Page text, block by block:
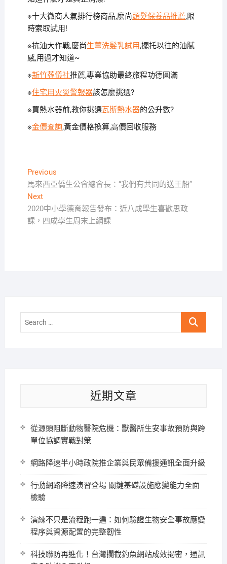
※十大微商人氣排行榜商品,麼尚頭髮保養品推薦,限
時索取試用!
※抗油大作戰,麼尚生薑洗髮乳試用,擺托以往的油膩
感,用過才知道~
※新竹葬儀社推薦,專業協助最終旅程功德圓滿
※住宅用火災警報器該怎麼挑選?
※買熱水器前,教你挑選瓦斯熱水器的公升數?
※金價查詢,黃金價格換算,高價回收服務
文
章
導
覽
PreviousPrevious
post:
馬來西亞僑生公會總會長：“我們有共同的送王船”
NextNext
post:
2020中小學德育報告發布：近八成學生喜歡思政
課，四成學生周末上網課
Search
近期文章
從源頭阻斷動物醫院危機：獸醫所生安事故預防與跨
單位協調實戰對策
網路降速半小時政院推企業與民眾備援通訊全面升級
行動網路降速演習登場 關鍵基礎設施應變能力全面
檢驗
演練不只是流程跑一遍：如何驗證生物安全事故應變
程序與資源配置的完整韌性
科技聯防再進化！台灣攔截釣魚網站成效揭密，通訊